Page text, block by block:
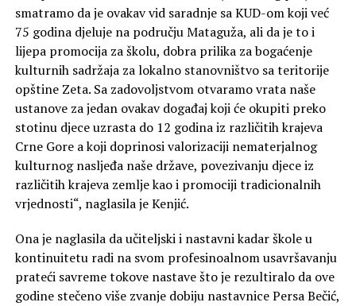
smatramo da je ovakav vid saradnje sa KUD-om koji već
75 godina djeluje na području Mataguža, ali da je to i
lijepa promocija za školu, dobra prilika za bogaćenje
kulturnih sadržaja za lokalno stanovništvo sa teritorije
opštine Zeta. Sa zadovoljstvom otvaramo vrata naše
ustanove za jedan ovakav događaj koji će okupiti preko
stotinu djece uzrasta do 12 godina iz različitih krajeva
Crne Gore a koji doprinosi valorizaciji nematerjalnog
kulturnog nasljeđa naše države, povezivanju djece iz
različitih krajeva zemlje kao i promociji tradicionalnih
vrjednosti“, naglasila je Kenjić.
Ona je naglasila da učiteljski i nastavni kadar škole u
kontinuitetu radi na svom profesinoalnom usavršavanju
prateći savreme tokove nastave što je rezultiralo da ove
godine stečeno više zvanje dobiju nastavnice Persa Bečić,